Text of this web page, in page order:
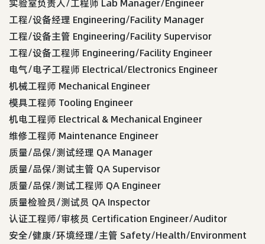
实验室负责人/工程师 Lab Manager/Engineer
工程/设备经理 Engineering/Facility Manager
工程/设备主管 Engineering/Facility Supervisor
工程/设备工程师 Engineering/Facility Engineer
电气/电子工程师 Electrical/Electronics Engineer
机械工程师 Mechanical Engineer
模具工程师 Tooling Engineer
机电工程师 Electrical & Mechanical Engineer
维修工程师 Maintenance Engineer
质量/品保/测试经理 QA Manager
质量/品保/测试主管 QA Supervisor
质量/品保/测试工程师 QA Engineer
质量检验员/测试员 QA Inspector
认证工程师/审核员 Certification Engineer/Auditor
安全/健康/环境经理/主管 Safety/Health/Environment